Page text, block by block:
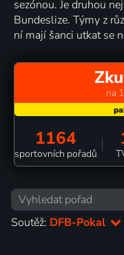
sezónou. Je druhou
Bundeslize. Týmy z
ní mají šanci utkat se
na
1164
sportovních pořadů
Soutěž: DFB-Pokal